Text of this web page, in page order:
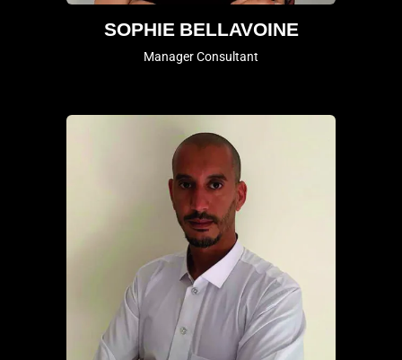
SOPHIE BELLAVOINE
Manager Consultant